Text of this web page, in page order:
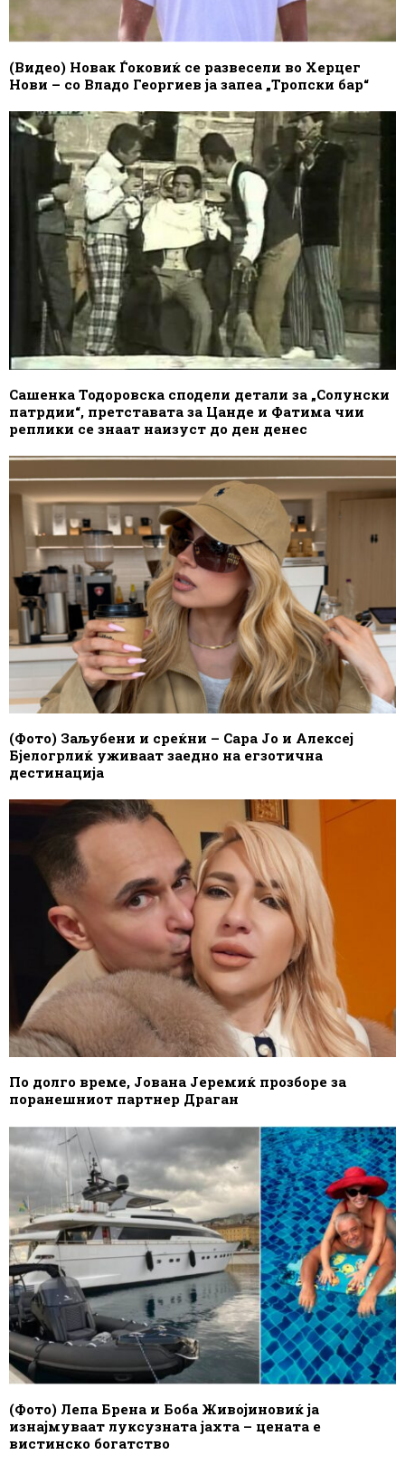
(Видео) Новак Ѓоковиќ се развесели во Херцег
Нови – со Владо Георгиев ја запеа „Тропски бар“
Сашенка Тодоровска сподели детали за „Солунски
патрдии“, претставата за Цанде и Фатима чии
реплики се знаат наизуст до ден денес
(Фото) Заљубени и среќни – Сара Јо и Алексеј
Бјелогрлиќ уживаат заедно на егзотична
дестинација
По долго време, Јована Јеремиќ прозборе за
поранешниот партнер Драган
(Фото) Лепа Брена и Боба Живојиновиќ ја
изнајмуваат луксузната јахта – цената е
вистинско богатство